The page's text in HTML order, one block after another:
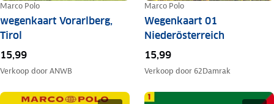
Marco Polo
wegenkaart Vorarlberg,
Tirol
15,99
Verkoop doorANWB
Marco Polo
Wegenkaart 01
Niederösterreich
15,99
Verkoop door 62Damrak